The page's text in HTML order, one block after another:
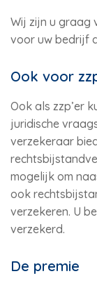
Wij zijn u graag
voor uw bedrijf
Ook voor
Ook als zzp’er
juridische
verzekeraar
mogelijk om
ook
verzekeren. U
verzekerd.
De premie